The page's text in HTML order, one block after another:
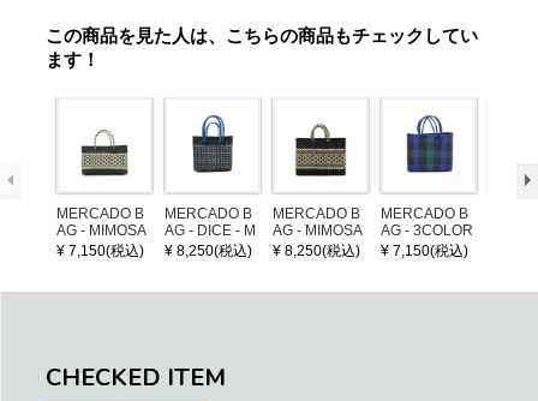
この商品を見た人は、こちらの商品もチェックしてい
ます！
MERCADO B
AG - MIMOSA
- Black / Crea
¥ 7,150(税込)
MERCADO B
AG - DICE - M
OSAIC - Black
¥ 8,250(税込)
MERCADO B
AG - MIMOSA
- Black / Crea
¥ 8,250(税込)
MERCADO B
AG - 3COLOR
S CHECK - Bl
¥ 7,150(税込)
CHECKED ITEM